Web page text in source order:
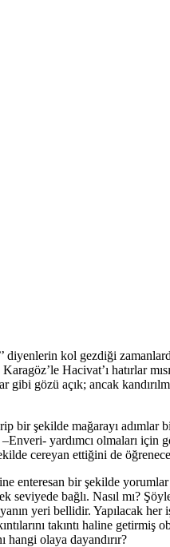
diyenlerin kol gezdiği
Hacivat’ı hatırlar
gözü açık; ancak
bir şekilde mağarayı adımlar
yardımcı olmaları
cereyan ettiğini de
enteresan bir şekilde
bağlı. Nasıl mı?
yeri bellidir. Yapılacak
takıntı haline getirmiş
hangi olaya dayandırır?